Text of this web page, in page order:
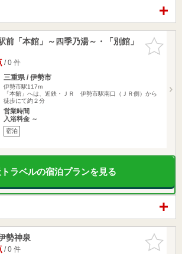
お気に入
りに追加
前「本館」～四季乃湯～・「別館」
/ 0 件
三重県 / 伊勢市
伊勢市駅117m
「本館」へは、近鉄・ＪＲ 伊勢市駅南口（ＪＲ側）から
徒歩にて約２分
営業時間
入浴料金 ～
宿泊
ラベルの宿泊プランを見る
お気に入
りに追加
勢神泉
/ 0 件